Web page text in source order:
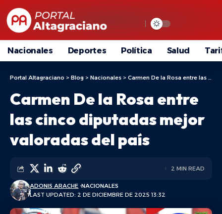
Nacionales Deportes Política Salud
Portal Altagraciano > Blog > Nacionales > Carmen De la Rosa entre las cinco diputadas mejor valoradas del país
Carmen De la Rosa entre
las cinco diputadas mejor
valoradas del país
LAST UPDATED: 2 DE DICIEMBRE DE 2025 13:32
ADONIS ARACHE NACIONALES
2 MIN READ